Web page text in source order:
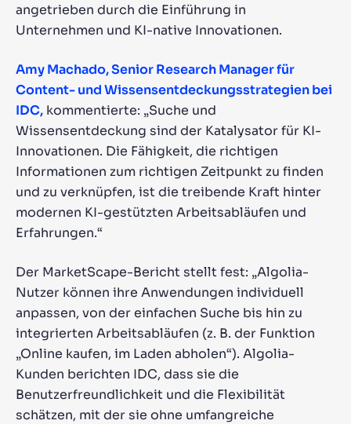
angetrieben durch die Einführung in
Unternehmen und KI-native Innovationen.
Amy Machado, Senior Research Manager für
Content- und Wissensentdeckungsstrategien bei
IDC, kommentierte: „Suche und
Wissensentdeckung sind der Katalysator für KI-
Innovationen. Die Fähigkeit, die richtigen
Informationen zum richtigen Zeitpunkt zu finden
und zu verknüpfen, ist die treibende Kraft hinter
modernen KI-gestützten Arbeitsabläufen und
Erfahrungen.“
Der MarketScape-Bericht stellt fest: „Algolia-
Nutzer können ihre Anwendungen individuell
anpassen, von der einfachen Suche bis hin zu
integrierten Arbeitsabläufen (z. B. der Funktion
„Online kaufen, im Laden abholen“). Algolia-
Kunden berichten IDC, dass sie die
Benutzerfreundlichkeit und die Flexibilität
schätzen, mit der sie ohne umfangreiche